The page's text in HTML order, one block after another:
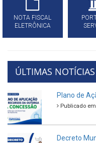
NOTA FISCAL
ELETRÔNICA
ÚLTIMAS NOTÍCIAS
Plano de
Publicado
Decreto